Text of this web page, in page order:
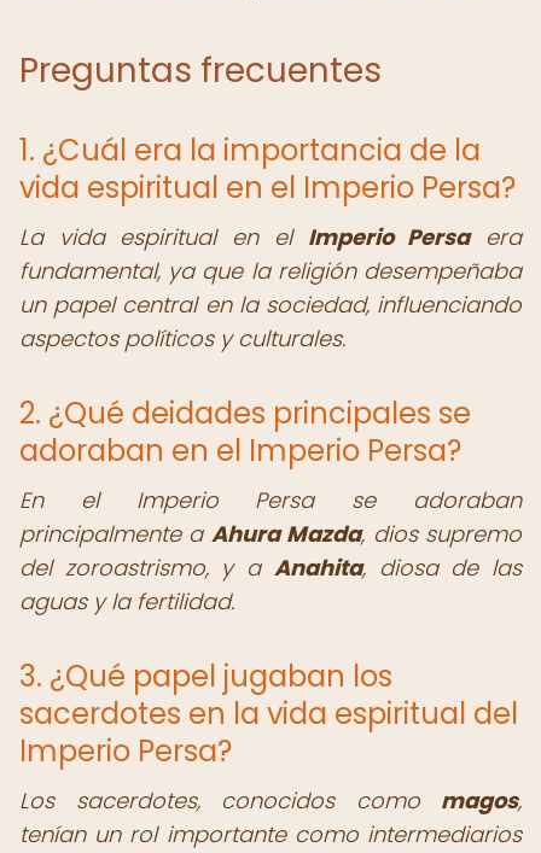
Preguntas frecuentes
1. ¿Cuál era la importancia de la
vida espiritual en el Imperio Persa?
La vida espiritual en el Imperio Persaera
fundamental, ya que la religión desempeñaba
un papel central en la sociedad, influenciando
aspectos políticos y culturales.
2. ¿Qué deidades principales se
adoraban en el Imperio Persa?
En el Imperio Persa se adoraban
principalmente a Ahura Mazda, dios supremo
del zoroastrismo, y a Anahita, diosa de las
aguas y la fertilidad.
3. ¿Qué papel jugaban los
sacerdotes en la vida espiritual del
Imperio Persa?
Los sacerdotes, conocidos como magos,
tenían un rol importante como intermediarios